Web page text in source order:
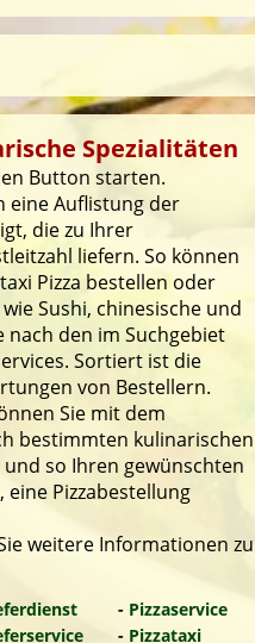
Spezialitäten
Button starten.
eine Auflistung der
die zu Ihrer
liefern. So können
Pizza bestellen oder
Sushi, chinesische und
nach den im Suchgebiet
Sortiert ist die
von Bestellern.
Sie mit dem
bestimmten kulinarischen
so Ihren gewünschten
eine Pizzabestellung
weitere Informationen zu
- Pizzaservice
- Pizzataxi